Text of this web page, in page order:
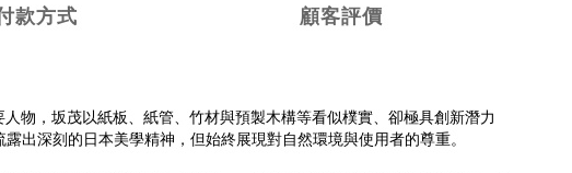
款方式 顧客評價
物，坂茂以紙板、紙管、竹材與預製木構等看似樸實、卻極具創新潛力
出深刻的日本美學精神，但始終展現對自然環境與使用者的尊重。